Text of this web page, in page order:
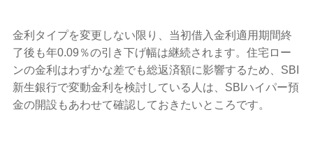
金利タイプを変更しない限り、当初借入金利適用期間終
了後も年0.09％の引き下げ幅は継続されます。住宅ロー
ンの金利はわずかな差でも総返済額に影響するため、SBI
新生銀行で変動金利を検討している人は、SBIハイパー預
金の開設もあわせて確認しておきたいところです。